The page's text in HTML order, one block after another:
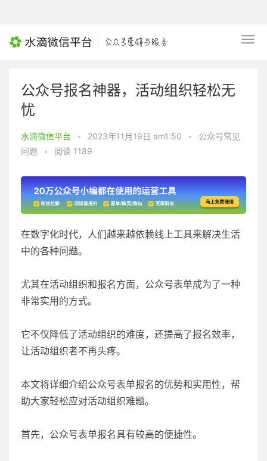
公众号报名神器，活动组织轻松无
忧
水滴微信平台 • 2023年11月19日 am1:50 •
公众号常见
问题
• 阅读 1189
在数字化时代，人们越来越依赖线上工具来解决生活
中的各种问题。
尤其在活动组织和报名方面，公众号表单成为了一种
非常实用的方式。
它不仅降低了活动组织的难度，还提高了报名效率，
让活动组织者不再头疼。
本文将详细介绍公众号表单报名的优势和实用性，帮
助大家轻松应对活动组织难题。
首先，公众号表单报名具有较高的便捷性。